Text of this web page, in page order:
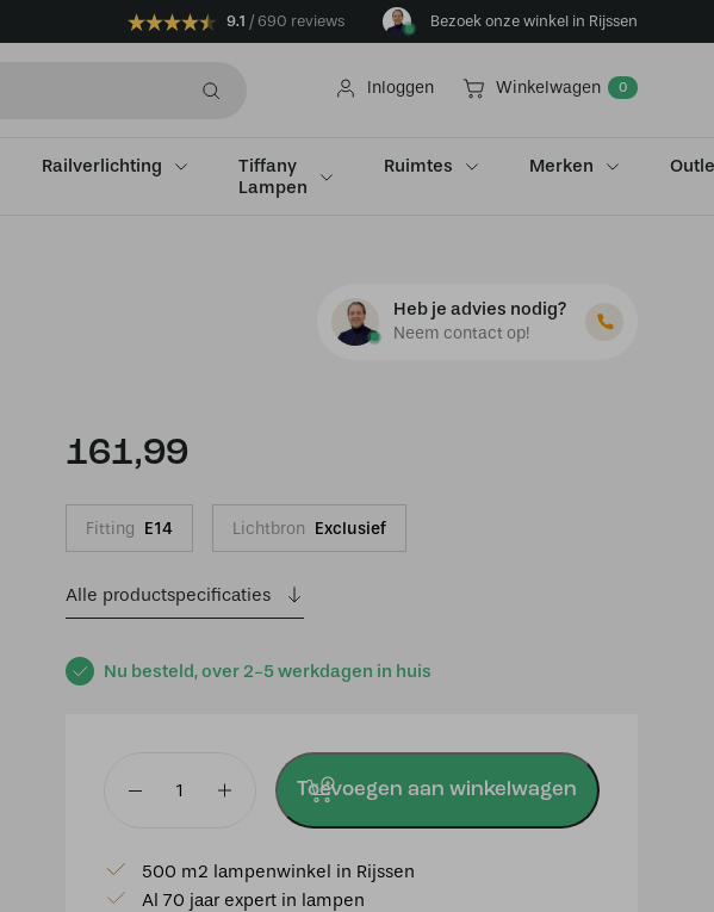
9.1 690 reviews Bezoek onze winkel in Rijssen
Inloggen Winkelwagen 0
Railverlichting
Tiffany
Lampen
Ruimtes Merken
Heb je advies nodig?
Neem contact op!
Nu besteld, over 2-5 werkdagen in huis
161,99
Fitting E14 Lichtbron Exclusief
Alle productspecificaties
Tulip
aantal
Toevoegen aan winkelwagen
500 m2 lampenwinkel in Rijssen
Al 70 jaar expert in lampen